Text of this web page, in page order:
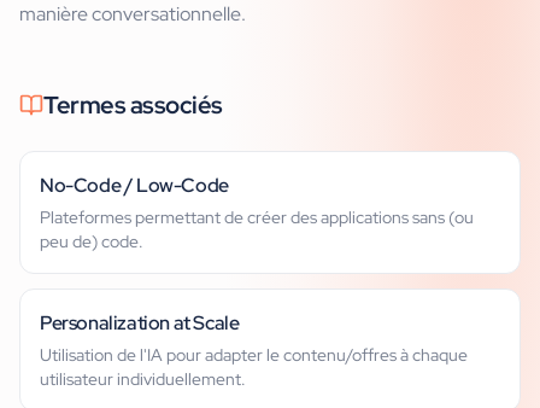
manière conversationnelle.
Termes associés
No-Code / Low-Code
Plateformes permettant de créer des applications sans (ou
peu de) code.
Personalization at Scale
Utilisation de l'IA pour adapter le contenu/offres à chaque
utilisateur individuellement.